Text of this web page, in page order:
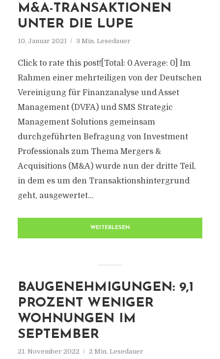
M&A-TRANSAKTIONEN
UNTER DIE LUPE
10. Januar 2021 3 Min. Lesedauer
Click to rate this post![Total: 0 Average: 0] Im
Rahmen einer mehrteiligen von der Deutschen
Vereinigung für Finanzanalyse und Asset
Management (DVFA) und SMS Strategic
Management Solutions gemeinsam
durchgeführten Befragung von Investment
Professionals zum Thema Mergers &
Acquisitions (M&A) wurde nun der dritte Teil,
in dem es um den Transaktionshintergrund
geht, ausgewertet...
WEITERLESEN
BAUGENEHMIGUNGEN: 9,1
PROZENT WENIGER
WOHNUNGEN IM
SEPTEMBER
21. November 2022 2 Min. Lesedauer